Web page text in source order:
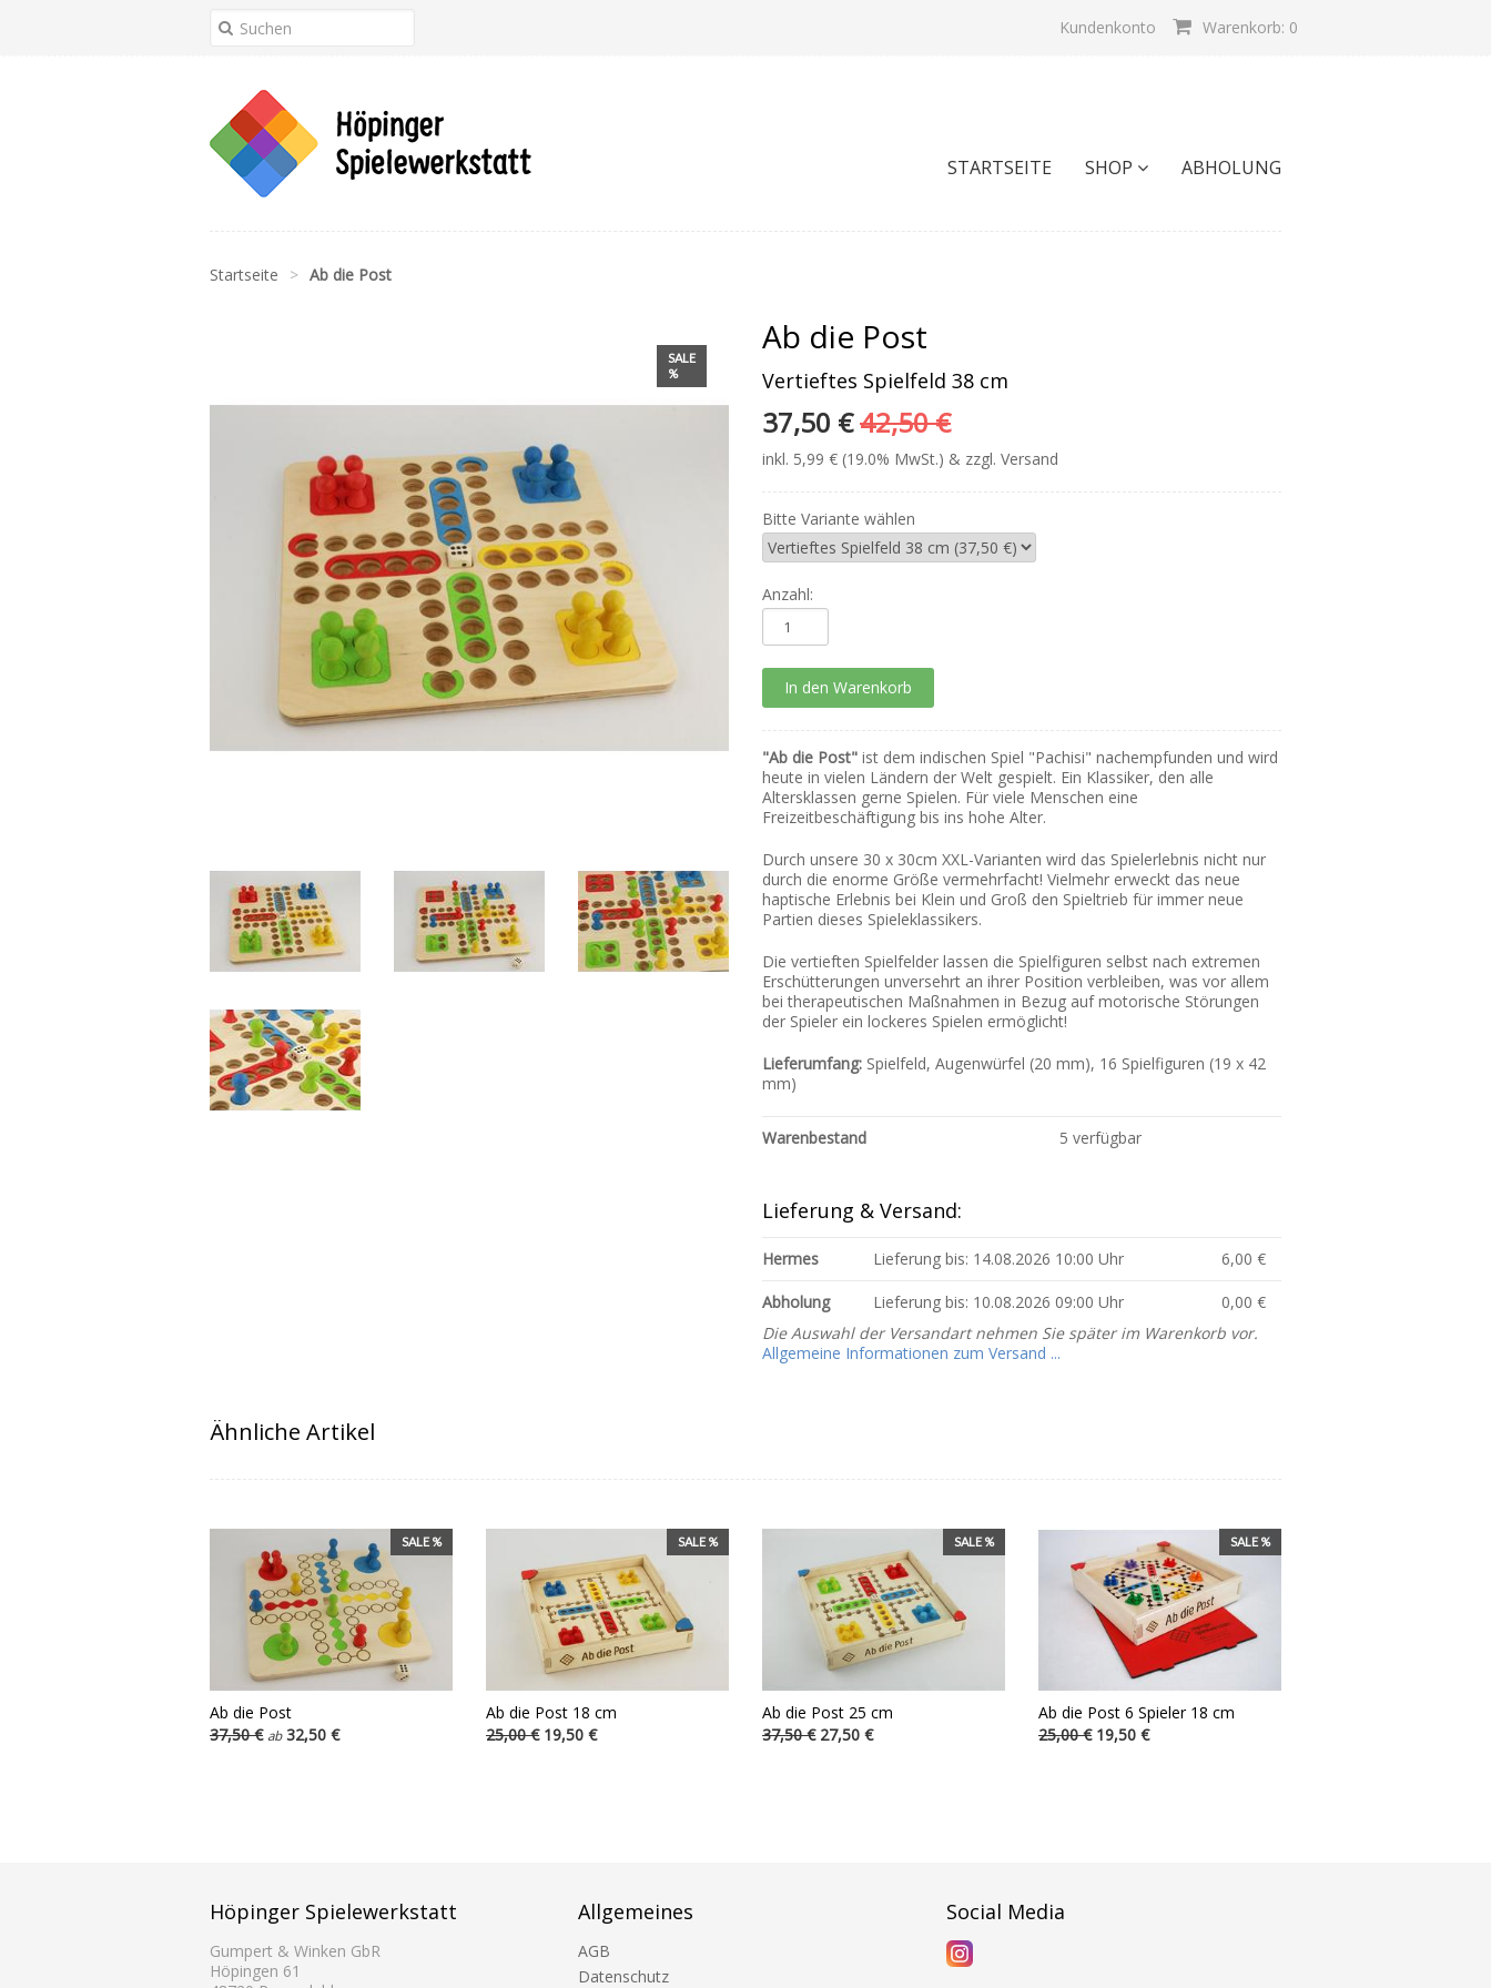
Warenkorb: 0
Kundenkonto
STARTSEITE SHOP ABHOLUNG
Startseite > Ab die Post
SALE
%
Ab die Post
Vertieftes Spielfeld 38 cm
37,50 €42,50 €
inkl. 5,99 € (19.0% MwSt.) & zzgl. Versand
Bitte Variante wählen
Anzahl:
"Ab die Post" ist dem indischen Spiel "Pachisi" nachempfunden und wird
heute in vielen Ländern der Welt gespielt. Ein Klassiker, den alle
Altersklassen gerne Spielen. Für viele Menschen eine
Freizeitbeschäftigung bis ins hohe Alter.
Durch unsere 30 x 30cm XXL-Varianten wird das Spielerlebnis nicht nur
durch die enorme Größe vermehrfacht! Vielmehr erweckt das neue
haptische Erlebnis bei Klein und Groß den Spieltrieb für immer neue
Partien dieses Spieleklassikers.
Die vertieften Spielfelder lassen die Spielfiguren selbst nach extremen
Erschütterungen unversehrt an ihrer Position verbleiben, was vor allem
bei therapeutischen Maßnahmen in Bezug auf motorische Störungen
der Spieler ein lockeres Spielen ermöglicht!
Lieferumfang: Spielfeld, Augenwürfel (20 mm), 16 Spielfiguren (19 x 42
mm)
Warenbestand 5 verfügbar
Lieferung & Versand:
Hermes Lieferung bis: 14.08.2026 10:00 Uhr 6,00 €
Abholung Lieferung bis: 10.08.2026 09:00 Uhr
0,00 €
Die Auswahl der Versandart nehmen Sie später im Warenkorb vor.
Allgemeine Informationen zum Versand ...
Ähnliche Artikel
SALE %
Ab die Post
37,50 € ab32,50 €
SALE %
Ab die Post 18 cm
25,00 €19,50 €
SALE %
Ab die Post 25 cm
37,50 €27,50 €
SALE %
Ab die Post 6 Spieler 18 cm
25,00 €19,50 €
Höpinger Spielewerkstatt
Gumpert & Winken GbR
Höpingen 61
Allgemeines
AGB
Datenschutz
Social Media